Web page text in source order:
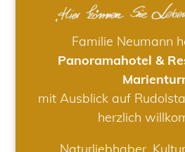
Familie Neumann
Panoramahotel &
mit Ausblick auf
herzlich